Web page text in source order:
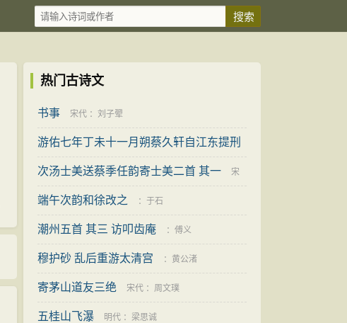
热门古诗文
书事 宋代 ： 刘子翚
游佑七年丁未十一月朔蔡久轩自江东提刑
归抵 宋代：王撝
次汤士美送蔡季任韵寄士美二首 其一 宋
代：周孚
端午次韵和徐改之 ： 于石
潮州五首 其三 访叩齿庵 ： 傅义
穆护砂 乱后重游太清宫 ： 黄公渚
寄茅山道友三绝 宋代 ： 周文璞
五桂山飞瀑 明代 ： 梁思诚